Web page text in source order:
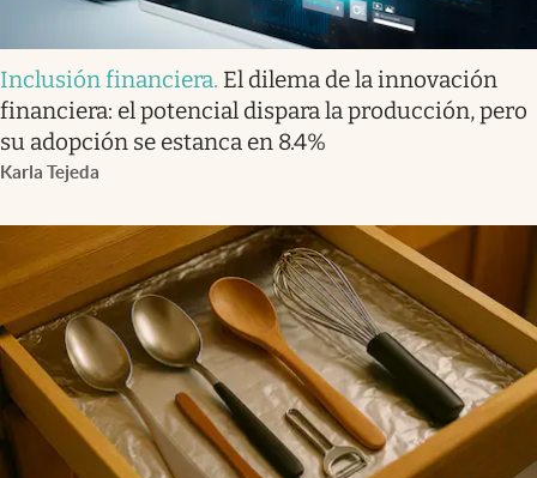
Inclusión financiera. El dilema de la innovación
financiera: el potencial dispara la producción, pero
su adopción se estanca en 8.4%
Karla Tejeda